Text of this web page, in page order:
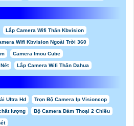
Lắp Camera Wifi Thân Kbvision
Wifi Kbvision Ngoài Trời 360
Camera Imou Cube
Lắp Camera Wifi Thân Dahua
Ultra Hd Trọn Bộ Camera Ip Visioncop
lượng Bộ Camera Đàm Thoại 2 Chiều